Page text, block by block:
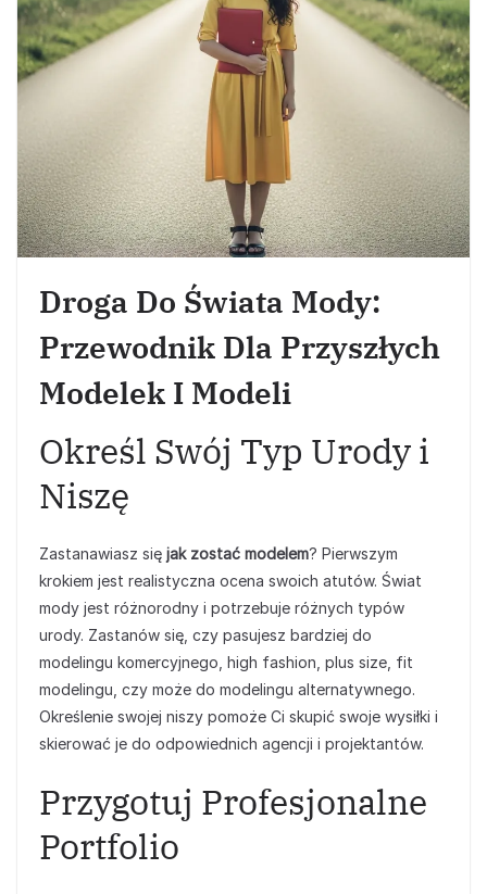
Droga Do Świata Mody:
Przewodnik Dla Przyszłych
Modelek I Modeli
Określ Swój Typ Urody i
Niszę
Zastanawiasz się jak zostać modelem? Pierwszym
krokiem jest realistyczna ocena swoich atutów. Świat
mody jest różnorodny i potrzebuje różnych typów
urody. Zastanów się, czy pasujesz bardziej do
modelingu komercyjnego, high fashion, plus size, fit
modelingu, czy może do modelingu alternatywnego.
Określenie swojej niszy pomoże Ci skupić swoje wysiłki i
skierować je do odpowiednich agencji i projektantów.
Przygotuj Profesjonalne
Portfolio